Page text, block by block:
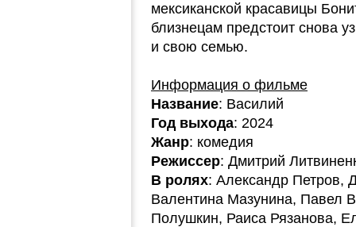
мексиканской красавицы
близнецам предстоит снова
и свою семью.
Информация о фильме
Название: Василий
Год выхода: 2024
Жанр: комедия
Режиссер: Дмитрий
В ролях: Александр Петров,
Валентина Мазунина, Павел
Полушкин, Раиса Рязанова,